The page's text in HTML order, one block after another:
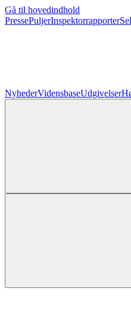
Gå til hovedindhold
PressePuljerInspektorrapporter
NyhederVidensbaseUdgivelser